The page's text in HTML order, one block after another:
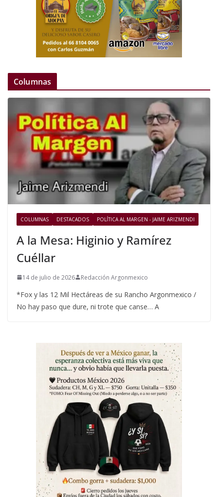
Columnas
COLUMNAS DESTACADOS POLÍTICA AL MARGEN - JAIME ARIZMENDI
A la Mesa: Higinio y Ramírez
Cuéllar
14 de julio de 2026 Redacción Argonmexico
*Fox y las 12 Mil Hectáreas de su Rancho Argonmexico /
No hay paso que dure, ni trote que canse… A